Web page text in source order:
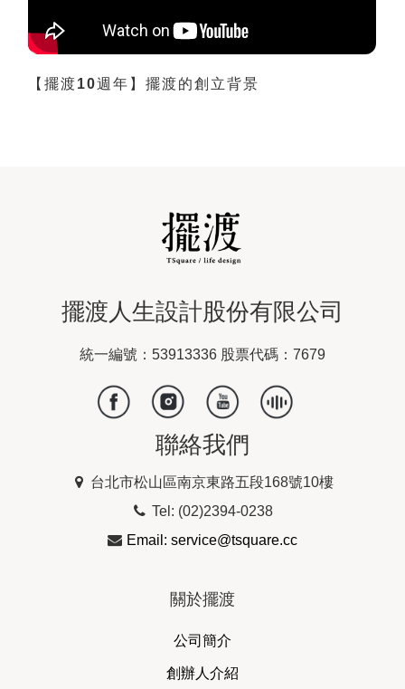
【擺渡10週年】擺渡的創立背景
擺渡人生設計股份有限公司
統一編號：53913336 股票代碼：7679
聯絡我們
台北市松山區南京東路五段168號10樓
Tel: (02)2394-0238
Email: service@tsquare.cc
關於擺渡
公司簡介
創辦人介紹